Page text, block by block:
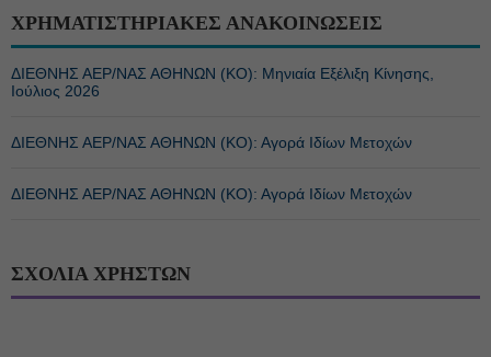
ΧΡΗΜΑΤΙΣΤΗΡΙΑΚΕΣ ΑΝΑΚΟΙΝΩΣΕΙΣ
ΔΙΕΘΝΗΣ ΑΕΡ/ΝΑΣ ΑΘΗΝΩΝ (ΚΟ): Μηνιαία Εξέλιξη Κίνησης,
Ιούλιος 2026
ΔΙΕΘΝΗΣ ΑΕΡ/ΝΑΣ ΑΘΗΝΩΝ (ΚΟ): Αγορά Ιδίων Μετοχών
ΔΙΕΘΝΗΣ ΑΕΡ/ΝΑΣ ΑΘΗΝΩΝ (ΚΟ): Αγορά Ιδίων Μετοχών
ΣΧΟΛΙΑ ΧΡΗΣΤΩΝ